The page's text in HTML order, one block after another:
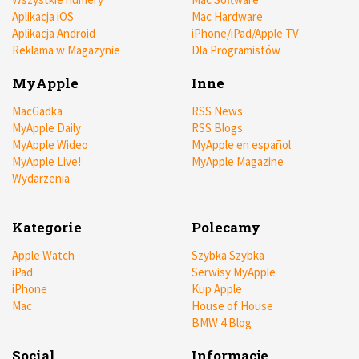
Aplikacja iOS
Aplikacja Android
Reklama w Magazynie
Mac Hardware
iPhone/iPad/Apple TV
Dla Programistów
MyApple
MacGadka
MyApple Daily
MyApple Wideo
MyApple Live!
Wydarzenia
Inne
RSS News
RSS Blogs
MyApple en español
MyApple Magazine
Kategorie
Apple Watch
iPad
iPhone
Mac
Polecamy
Szybka Szybka
Serwisy MyApple
Kup Apple
House of House
BMW 4 Blog